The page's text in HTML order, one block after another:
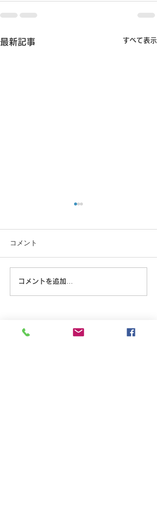
最新記事 すべて表示
8/6 広島に原爆が落とされ
た日
コメント
コメントを追加…